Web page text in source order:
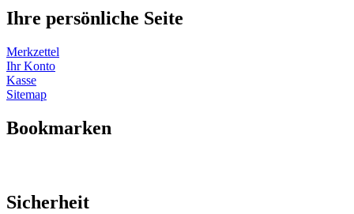
Ihre persönliche Seite
Merkzettel
Ihr Konto
Kasse
Sitemap
Bookmarken
Sicherheit